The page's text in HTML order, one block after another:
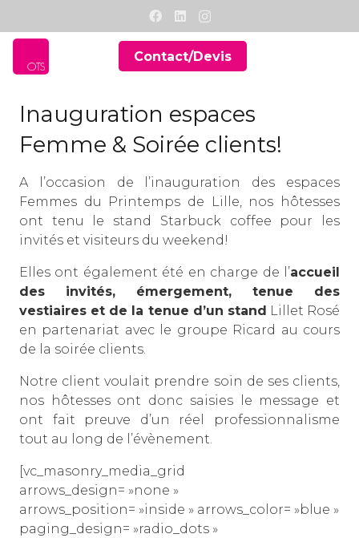
Contact/Devis
Inauguration espaces
Femme & Soirée clients!
A l’occasion de l’inauguration des espaces
Femmes du Printemps de Lille, nos hôtesses
ont tenu le stand Starbuck coffee pour les
invités et visiteurs du weekend!
Elles ont également été en charge de l’accueil
des invités, émergement, tenue des
vestiaires et de la tenue d’un stand Lillet Rosé
en partenariat avec le groupe Ricard au cours
de la soirée clients.
Notre client voulait prendre soin de ses clients,
nos hôtesses ont donc saisies le message et
ont fait preuve d’un réel professionnalisme
tout au long de l’évènement.
[vc_masonry_media_grid
arrows_design= »none »
arrows_position= »inside » arrows_color= »blue »
paging_design= »radio_dots »